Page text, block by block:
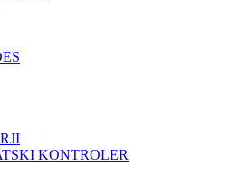
KONTROLER